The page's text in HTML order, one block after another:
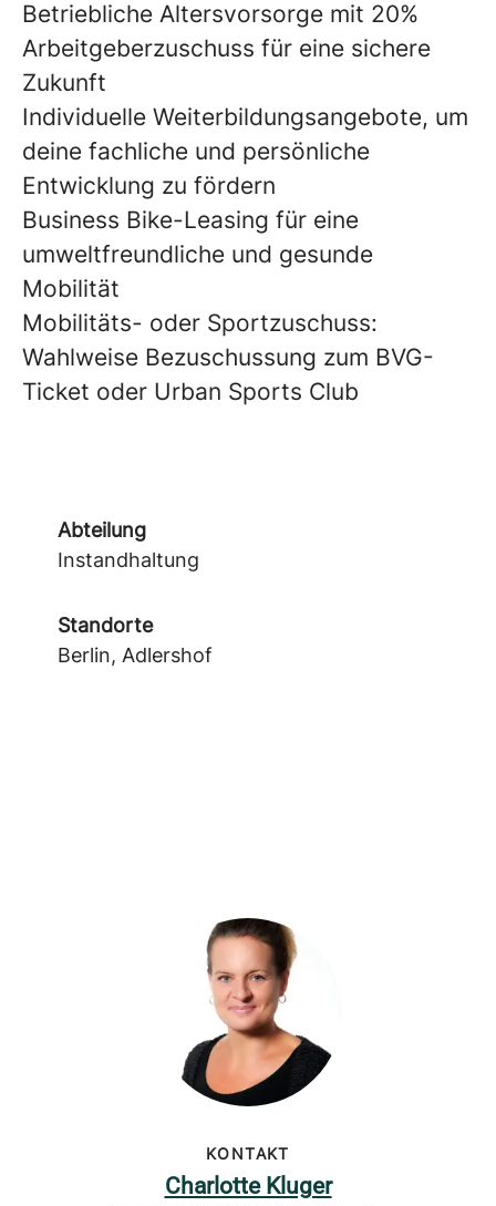
Betriebliche Altersvorsorge mit 20%
Arbeitgeberzuschuss für eine sichere
Zukunft
Individuelle Weiterbildungsangebote, um
deine fachliche und persönliche
Entwicklung zu fördern
Business Bike-Leasing für eine
umweltfreundliche und gesunde
Mobilität
Mobilitäts- oder Sportzuschuss:
Wahlweise Bezuschussung zum BVG-
Ticket oder Urban Sports Club
Abteilung
Instandhaltung
Standorte
Berlin, Adlershof
KONTAKT
Charlotte Kluger